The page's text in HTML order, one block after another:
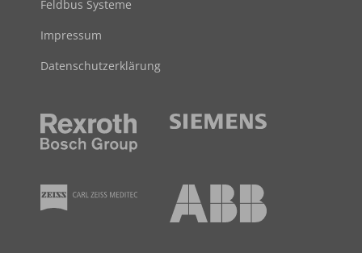
Feldbus Systeme
Impressum
Datenschutzerklärung